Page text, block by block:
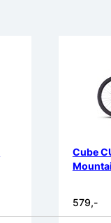
Cube
579,-